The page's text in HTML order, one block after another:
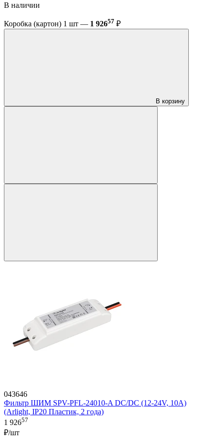
В наличии
Коробка (картон) 1 шт — 1 92657 ₽
В корзину
043646
Фильтр ШИМ SPV-PFL-24010-A DC/DC (12-24V, 10A)
(Arlight, IP20 Пластик, 2 года)
1 92657
₽/шт